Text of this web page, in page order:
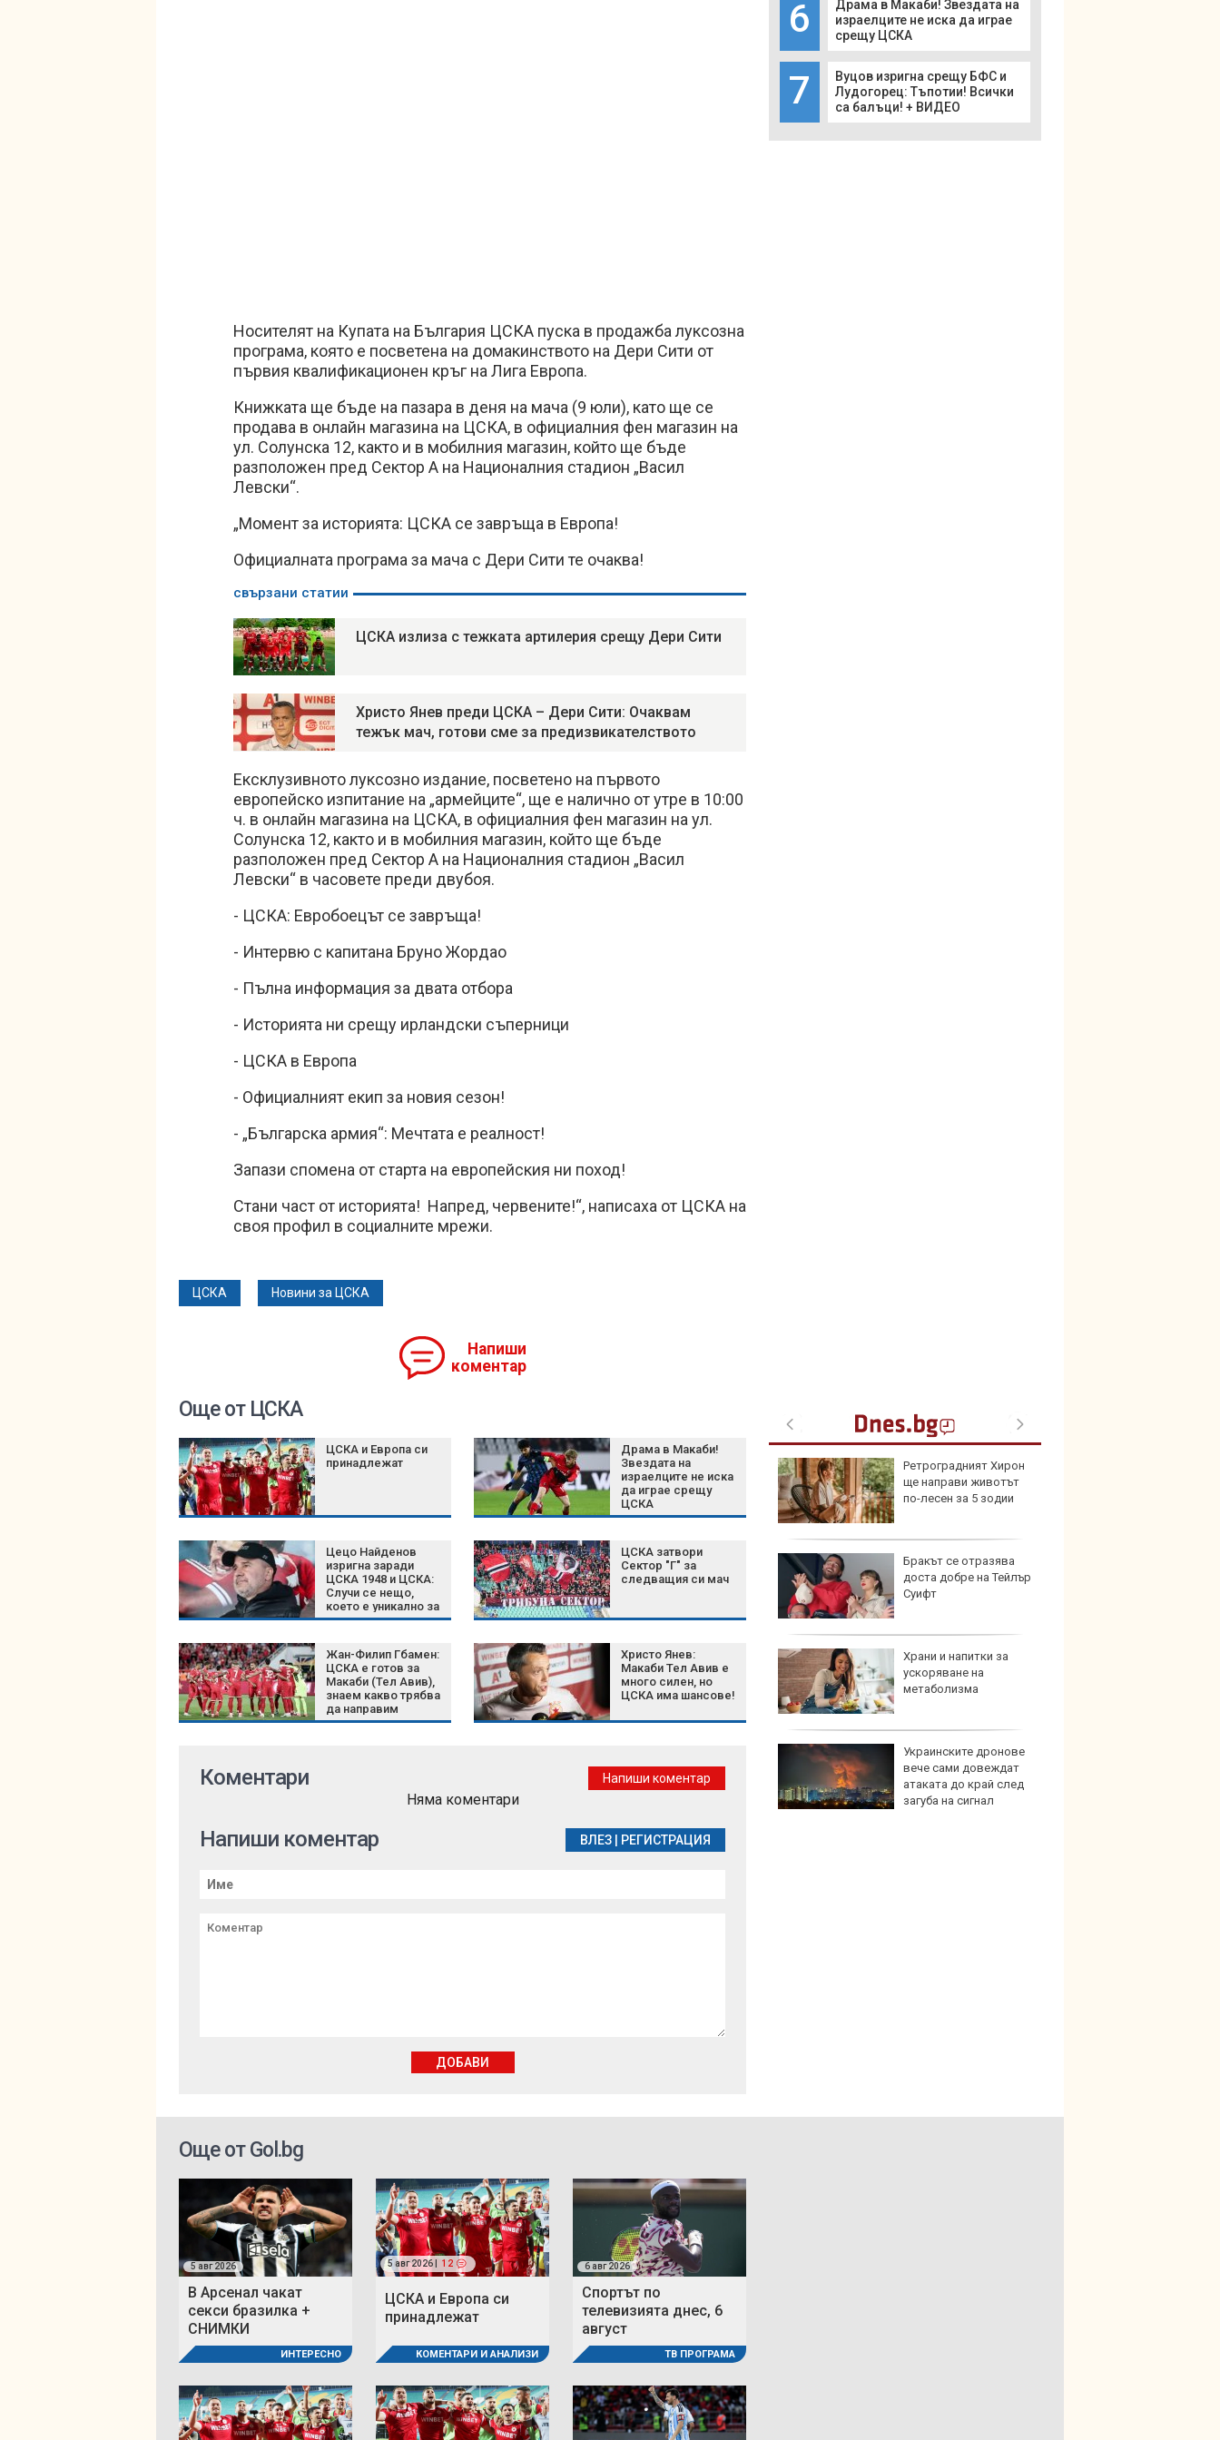
Носителят на Купата на България ЦСКА пуска в продажба луксозна
програма, която е посветена на домакинството на Дери Сити от
първия квалификационен кръг на Лига Европа.
Книжката ще бъде на пазара в деня на мача (9 юли), като ще се
продава в онлайн магазина на ЦСКА, в официалния фен магазин на
ул. Солунска 12, както и в мобилния магазин, който ще бъде
разположен пред Сектор А на Националния стадион „Васил
Левски“.
„Момент за историята: ЦСКА се завръща в Европа!
Официалната програма за мача с Дери Сити те очаква!
свързани статии
ЦСКА излиза с тежката артилерия срещу Дери Сити
Христо Янев преди ЦСКА – Дери Сити: Очаквам
тежък мач, готови сме за предизвикателството
Ексклузивното луксозно издание, посветено на първото
европейско изпитание на „армейците“, ще е налично от утре в 10:00
ч. в онлайн магазина на ЦСКА, в официалния фен магазин на ул.
Солунска 12, както и в мобилния магазин, който ще бъде
разположен пред Сектор А на Националния стадион „Васил
Левски“ в часовете преди двубоя.
- ЦСКА: Евробоецът се завръща!
- Интервю с капитана Бруно Жордао
- Пълна информация за двата отбора
- Историята ни срещу ирландски съперници
- ЦСКА в Европа
- Официалният екип за новия сезон!
- „Българска армия“: Мечтата е реалност!
Запази спомена от старта на европейския ни поход!
Стани част от историята! Напред, червените!“, написаха от ЦСКА на
своя профил в социалните мрежи.
ЦСКА Новини за ЦСКА
Напиши
коментар
6
Драма в Макаби! Звездата на
израелците не иска да играе
срещу ЦСКА
7
Вуцов изригна срещу БФС и
Лудогорец: Тъпотии! Всички
са балъци! + ВИДЕО
Още от ЦСКА
ЦСКА и Европа си
принадлежат
Драма в Макаби!
Звездата на
израелците не иска
да играе срещу
ЦСКА
Цецо Найденов
изригна заради
ЦСКА 1948 и ЦСКА:
Случи се нещо,
което е уникално за
България
ЦСКА затвори
Сектор "Г" за
следващия си мач
Жан-Филип Гбамен:
ЦСКА е готов за
Макаби (Тел Авив),
знаем какво трябва
да направим
Христо Янев:
Макаби Тел Авив е
много силен, но
ЦСКА има шансове!
Рецепта за пухкави
италиански бухти с
йогурт
Сметище в Пловдив:
Общината го чисти,
От Helpbook: Не съм
виждала по-мръсно
място от столичния
кв. "Левски"
Ретроградният Хирон
ще направи животът
по-лесен за 5 зодии
Бракът се отразява
доста добре на Тейлър
Суифт
Храни и напитки за
ускоряване на
метаболизма
Украинските дронове
вече сами довеждат
атаката до край след
загуба на сигнал
Коментари Напиши коментар
Няма коментари
Напиши коментар ВЛЕЗ РЕГИСТРАЦИЯ
ДОБАВИ
Още от Gol.bg
5 авг 2026
В Арсенал чакат
секси бразилка +
СНИМКИ
ИНТЕРЕСНО
5 авг 2026 | 12
ЦСКА и Европа си
принадлежат
КОМЕНТАРИ И АНАЛИЗИ
6 авг 2026
Спортът по
телевизията днес, 6
август
ТВ ПРОГРАМА